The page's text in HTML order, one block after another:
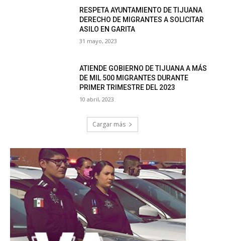
RESPETA AYUNTAMIENTO DE TIJUANA
DERECHO DE MIGRANTES A SOLICITAR
ASILO EN GARITA
31 mayo, 2023
ATIENDE GOBIERNO DE TIJUANA A MÁS
DE MIL 500 MIGRANTES DURANTE
PRIMER TRIMESTRE DEL 2023
10 abril, 2023
Cargar más